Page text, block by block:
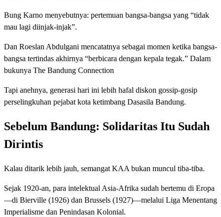
Bung Karno menyebutnya: pertemuan bangsa-bangsa yang “tidak
mau lagi diinjak-injak”.
Dan Roeslan Abdulgani mencatatnya sebagai momen ketika bangsa-
bangsa tertindas akhirnya “berbicara dengan kepala tegak.” Dalam
bukunya The Bandung Connection
Tapi anehnya, generasi hari ini lebih hafal diskon gossip-gosip
perselingkuhan pejabat kota ketimbang Dasasila Bandung.
Sebelum Bandung: Solidaritas Itu Sudah
Dirintis
Kalau ditarik lebih jauh, semangat KAA bukan muncul tiba-tiba.
Sejak 1920-an, para intelektual Asia-Afrika sudah bertemu di Eropa
—di Bierville (1926) dan Brussels (1927)—melalui Liga Menentang
Imperialisme dan Penindasan Kolonial.